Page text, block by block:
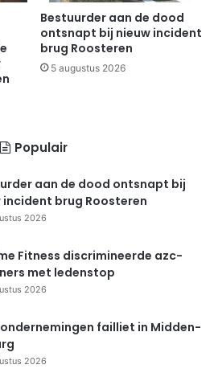
Bestuurder aan de dood
ontsnapt bij nieuw incident
brug Roosteren
5 augustus 2026
Populair
aan de dood ontsnapt bij
incident brug Roosteren
2026
Fitness discrimineerde azc-
met ledenstop
2026
ondernemingen failliet in Midden-
2026